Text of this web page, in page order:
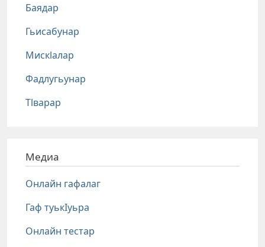
Баядар
Гьисабунар
Мискlалар
Фадлугьунар
Тlварар
Медиа
Онлайн гафалаг
Гаф туькIуьра
Онлайн тестар